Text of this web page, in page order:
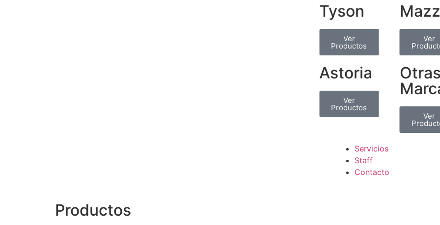
Tyson
Ver
Productos
Astoria
Ver
Productos
Ver
Otras
Ver
Servicios
Staff
Contacto
Productos